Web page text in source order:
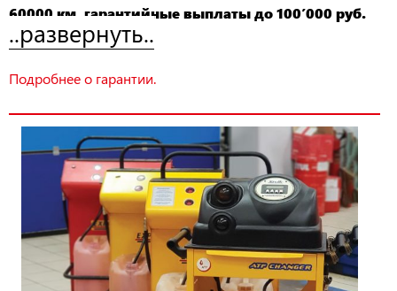
60000 км, гарантийные выплаты до 100’000 руб.
..развернуть..
Подробнее о гарантии.